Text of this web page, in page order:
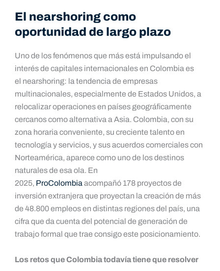
El nearshoring como
oportunidad de largo plazo
Uno de los fenómenos que más está impulsando el
interés de capitales internacionales en Colombia es
el nearshoring: la tendencia de empresas
multinacionales, especialmente de Estados Unidos, a
relocalizar operaciones en países geográficamente
cercanos como alternativa a Asia. Colombia, con su
zona horaria conveniente, su creciente talento en
tecnología y servicios, y sus acuerdos comerciales con
Norteamérica, aparece como uno de los destinos
naturales de esa ola. En
2025, ProColombia acompañó 178 proyectos de
inversión extranjera que proyectan la creación de más
de 48.800 empleos en distintas regiones del país, una
cifra que da cuenta del potencial de generación de
trabajo formal que trae consigo este posicionamiento.
Los retos que Colombia todavía tiene que resolver